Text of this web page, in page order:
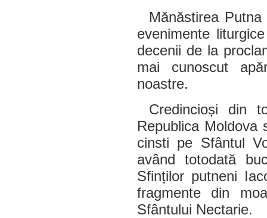
Mănăstirea
evenimente
decenii de la
mai cunoscut
noastre.
Credincioși din
Republica
cinsti pe Sfântul
având totodată
Sfinților putneni
fragmente din
Sfântului Nectarie.